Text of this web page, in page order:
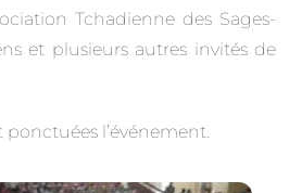
Tchadienne des Sages-
et plusieurs autres invités de
l’événement.